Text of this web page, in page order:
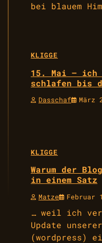
bei blauem
KLIGGE
15. Mai – ich
schlafen bis
Dasschaf März
KLIGGE
Warum der
in einem Satz
Matze Februar
… weil ich
Update
(wordpress)